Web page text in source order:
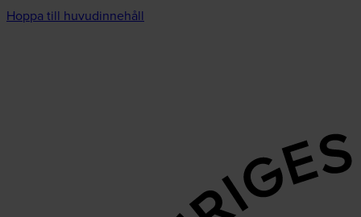
Hoppa till huvudinnehåll